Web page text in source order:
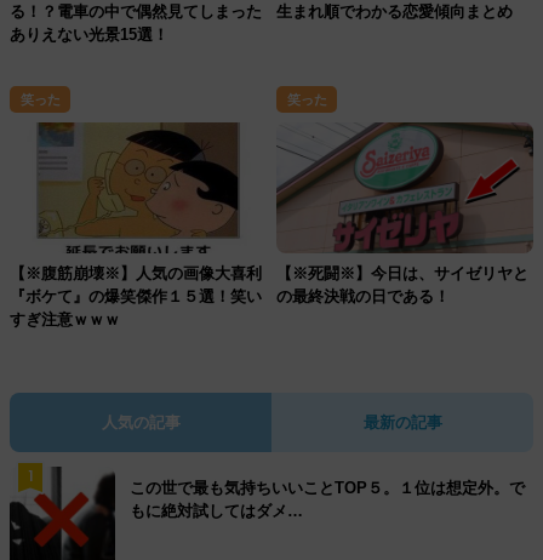
る！？電車の中で偶然見てしまった
ありえない光景15選！
生まれ順でわかる恋愛傾向まとめ
笑った
【※腹筋崩壊※】人気の画像大喜利
『ボケて』の爆笑傑作１５選！笑い
すぎ注意ｗｗｗ
笑った
【※死闘※】今日は、サイゼリヤと
の最終決戦の日である！
人気の記事 最新の記事
1
この世で最も気持ちいいことTOP５。１位は想定外。で
もに絶対試してはダメ…